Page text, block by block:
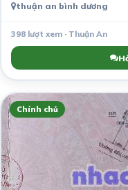
thuận an bình dương
398 lượt xem · Thuận An
Chính chủ